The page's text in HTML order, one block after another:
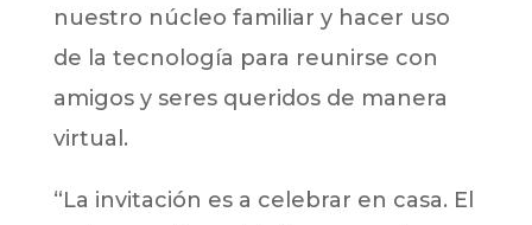
nuestro núcleo familiar y hacer uso
de la tecnología para reunirse con
amigos y seres queridos de manera
virtual.
“La invitación es a celebrar en casa. El